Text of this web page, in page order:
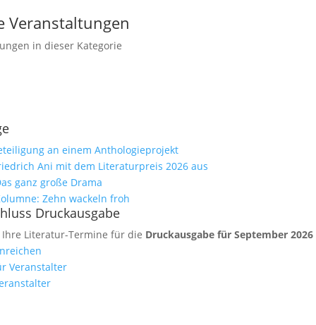
Veranstaltungen
in dieser Kategorie
an einem Anthologieprojekt
Ani mit dem Literaturpreis 2026 aus
ganz große Drama
Zehn wackeln froh
Druckausgabe
Ihre Literatur-Termine für die Druckausgabe für September 2026
Veranstalter